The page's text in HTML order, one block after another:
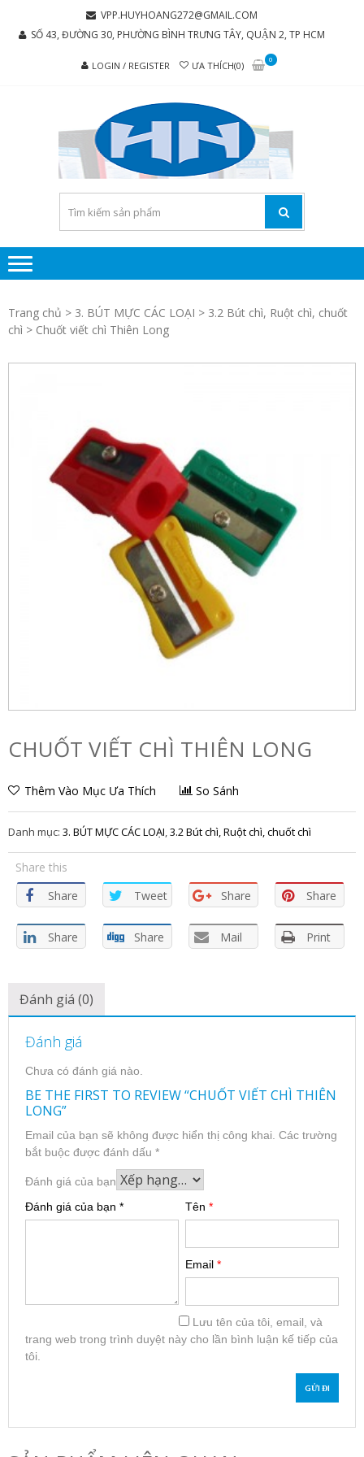
VPP.HUYHOANG272@GMAIL.COM
SỐ 43, ĐƯỜNG 30, PHƯỜNG BÌNH TRƯNG TÂY, QUẬN 2, TP HCM
LOGIN / REGISTER ƯA THÍCH(0)
0
Trang chủ > 3. BÚT MỰC CÁC LOẠI > 3.2 Bút chì, Ruột chì, chuốt
chì > Chuốt viết chì Thiên Long
CHUỐT VIẾT CHÌ THIÊN LONG
Thêm Vào Mục Ưa Thích So Sánh
Danh mục: 3. BÚT MỰC CÁC LOẠI,3.2 Bút chì, Ruột chì, chuốt chì
Share this
Share
Tweet Share Share
Share Share Mail Print
Đánh giá (0)
Đánh giá
Chưa có đánh giá nào.
BE THE FIRST TO REVIEW “CHUỐT VIẾT CHÌ THIÊN
LONG”
Email của bạn sẽ không được hiển thị công khai. Các trường
bắt buộc được đánh dấu *
Đánh giá của bạn
Đánh giá của bạn * Tên *
Email *
Lưu tên của tôi, email, và
trang web trong trình duyệt này cho lần bình luận kế tiếp của
tôi.